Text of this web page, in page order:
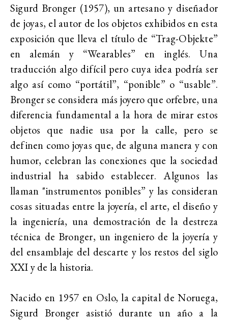
Sigurd Bronger (1957), un artesano y diseñador
de joyas, el autor de los objetos exhibidos en esta
exposición que lleva el título de “Trag-Objekte”
en alemán y “Wearables” en inglés. Una
traducción algo difícil pero cuya idea podría ser
algo así como “portátil”, “ponible” o “usable”.
Bronger se considera más joyero que orfebre, una
diferencia fundamental a la hora de mirar estos
objetos que nadie usa por la calle, pero se
definen como joyas que, de alguna manera y con
humor, celebran las conexiones que la sociedad
industrial ha sabido establecer. Algunos las
llaman "instrumentos ponibles” y las consideran
cosas situadas entre la joyería, el arte, el diseño y
la ingeniería, una demostración de la destreza
técnica de Bronger, un ingeniero de la joyería y
del ensamblaje del descarte y los restos del siglo
XXI y de la historia.
Nacido en 1957 en Oslo, la capital de Noruega,
Sigurd Bronger asistió durante un año a la